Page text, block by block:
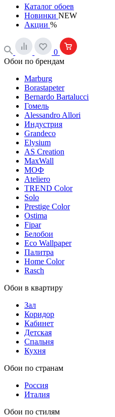
Каталог обоев
Новинки NEW
Акции %
0
Обои по брендам
Marburg
Borastapeter
Bernardo Bartalucci
Гомель
Alessandro Allori
Индустрия
Grandeco
Elysium
AS Creation
MaxWall
МОФ
Ateliero
TREND Color
Solo
Prestige Color
Ostima
Fipar
Белобои
Eco Wallpaper
Палитра
Home Color
Rasch
Обои в квартиру
Зал
Коридор
Кабинет
Детская
Спальня
Кухня
Обои по странам
Россия
Италия
Обои по стилям